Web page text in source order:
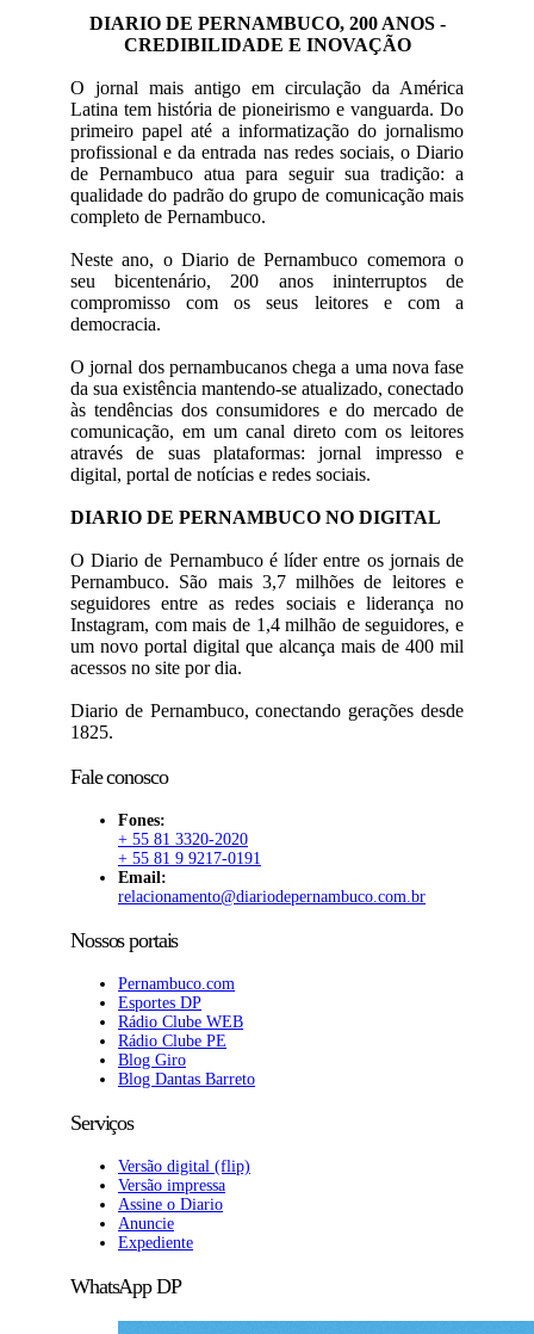
DIARIO DE PERNAMBUCO, 200 ANOS -
CREDIBILIDADE E INOVAÇÃO
O jornal mais antigo em circulação da América
Latina tem história de pioneirismo e vanguarda. Do
primeiro papel até a informatização do jornalismo
profissional e da entrada nas redes sociais, o Diario
de Pernambuco atua para seguir sua tradição: a
qualidade do padrão do grupo de comunicação mais
completo de Pernambuco.
Neste ano, o Diario de Pernambuco comemora o
seu bicentenário, 200 anos ininterruptos de
compromisso com os seus leitores e com a
democracia.
O jornal dos pernambucanos chega a uma nova fase
da sua existência mantendo-se atualizado, conectado
às tendências dos consumidores e do mercado de
comunicação, em um canal direto com os leitores
através de suas plataformas: jornal impresso e
digital, portal de notícias e redes sociais.
DIARIO DE PERNAMBUCO NO DIGITAL
O Diario de Pernambuco é líder entre os jornais de
Pernambuco. São mais 3,7 milhões de leitores e
seguidores entre as redes sociais e liderança no
Instagram, com mais de 1,4 milhão de seguidores, e
um novo portal digital que alcança mais de 400 mil
acessos no site por dia.
Diario de Pernambuco, conectando gerações desde
1825.
Fale conosco
Fones:
+ 55 81 3320-2020
+ 55 81 9 9217-0191
Email:
relacionamento@diariodepernambuco.com.br
Nossos portais
Pernambuco.com
Esportes DP
Rádio Clube WEB
Rádio Clube PE
Blog Giro
Blog Dantas Barreto
Serviços
Versão digital (flip)
Versão impressa
Assine o Diario
Anuncie
Expediente
WhatsApp DP